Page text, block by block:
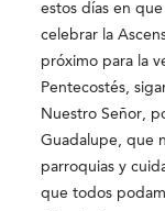
estos días en
celebrar la
próximo para la
Pentecostés,
Nuestro Señor,
Guadalupe, que
parroquias y
que todos